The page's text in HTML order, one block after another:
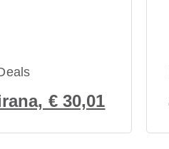
€ 30,01